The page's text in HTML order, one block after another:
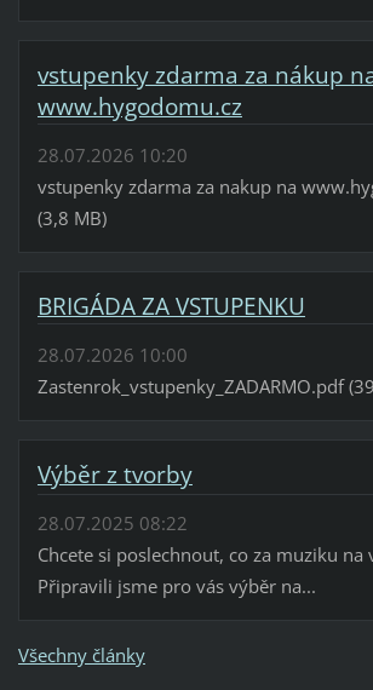
vstupenky zdarma za nákup
www.hygodomu.cz
28.07.2026 10:20
vstupenky zdarma za nakup na
(3,8 MB)
BRIGÁDA ZA VSTUPENKU
28.07.2026 10:00
Zastenrok_vstupenky_ZADARMO.pdf
Výběr z tvorby
28.07.2025 08:22
Chcete si poslechnout, co za muziku na
Připravili jsme pro vás výběr na...
Všechny články